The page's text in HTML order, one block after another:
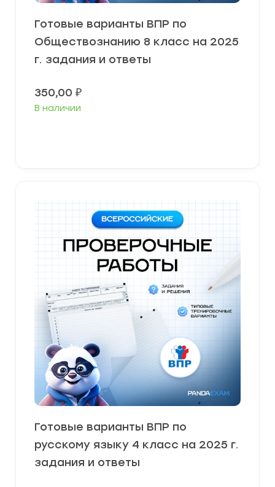
Готовые варианты ВПР по
Обществознанию 8 класс на 2025
г. задания и ответы
350,00 ₽
В наличии
Готовые варианты ВПР по
русскому языку 4 класс на 2025 г.
задания и ответы